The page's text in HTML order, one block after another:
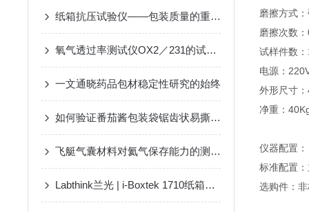
纸箱抗压试验仪——包装质量的重要守护者
氧气透过率测试仪OX2／231的试验操作方法
一文通晓药品包材稳定性研究的始终
如何验证番茄酱包装袋锯齿状易撕口的撕裂性能
飞艇气囊材料对氦气保存能力的测试方法
Labthink兰光 | i-Boxtek 1710纸箱抗压试验机
磨擦方式
磨擦次数
试样件数
电源：
外形尺寸
净重：
仪器配置：
标准配置
选购件：